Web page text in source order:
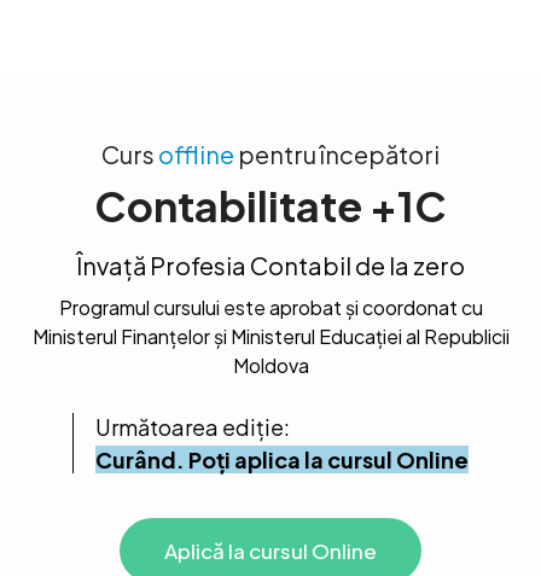
Curs offline pentru începători
Contabilitate +1C
Învață Profesia Contabil de la zero
Programul cursului este aprobat și coordonat cu
Ministerul Finanțelor și Ministerul Educației al Republicii
Moldova
Următoarea ediție:
Curând. Poți aplica la cursul Online
Aplică la cursul Online